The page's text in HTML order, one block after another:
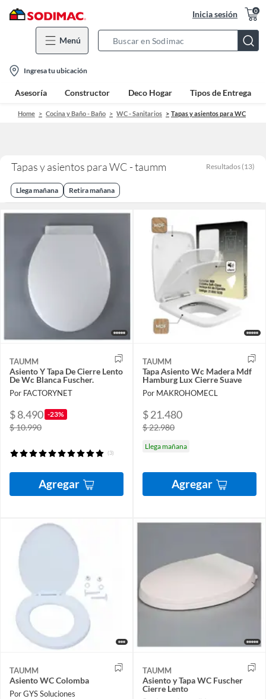
Inicia sesión 0
Menú
Bar
location-
icon
Ingresa tu ubicación
Asesoría Constructor Deco Hogar Tipos de Entrega
Home Cocina y Baño - Baño WC - Sanitarios Tapas y asientos para WC
Tapas y asientos para WC - taumm Resultados (13)
Llega mañana Retira mañana
TAUMM
Asiento Y Tapa De Cierre Lento
De Wc Blanca Fuscher.
Por FACTORYNET
$ 8.490 -23%
$ 10.990
(3)
Agregar
TAUMM
Tapa Asiento Wc Madera Mdf
Hamburg Lux Cierre Suave
Por MAKROHOMECL
$ 21.480
$ 22.980
Llega mañana
Agregar
TAUMM
Asiento WC Colomba
Por GYS Soluciones
TAUMM
Asiento y Tapa WC Fuscher
Cierre Lento